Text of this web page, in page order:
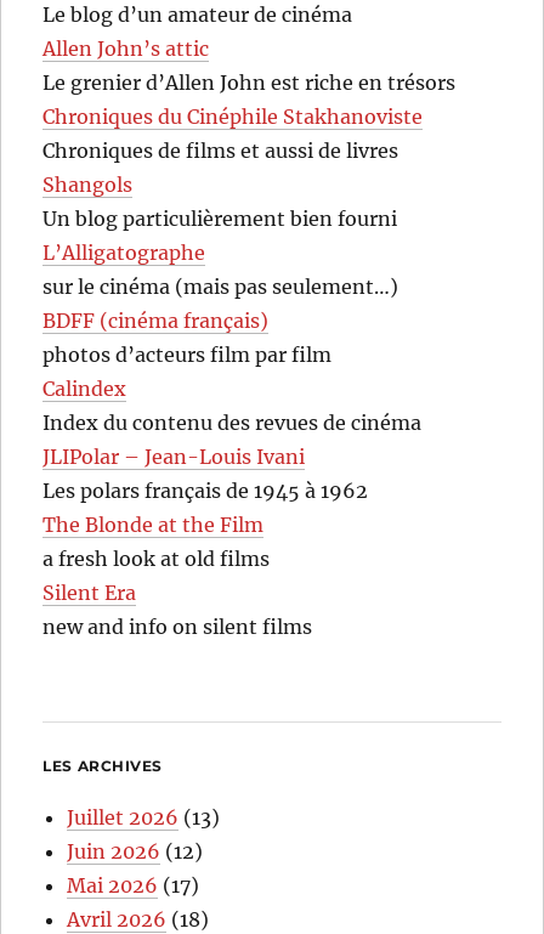
Le blog d’un amateur de cinéma
Allen John’s attic
Le grenier d’Allen John est riche en trésors
Chroniques du Cinéphile Stakhanoviste
Chroniques de films et aussi de livres
Shangols
Un blog particulièrement bien fourni
L’Alligatographe
sur le cinéma (mais pas seulement…)
BDFF (cinéma français)
photos d’acteurs film par film
Calindex
Index du contenu des revues de cinéma
JLIPolar – Jean-Louis Ivani
Les polars français de 1945 à 1962
The Blonde at the Film
a fresh look at old films
Silent Era
new and info on silent films
LES ARCHIVES
Juillet 2026 (13)
Juin 2026 (12)
Mai 2026 (17)
Avril 2026 (18)